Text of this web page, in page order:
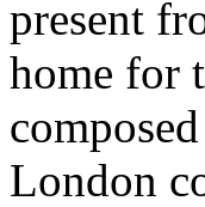
present
home for
London